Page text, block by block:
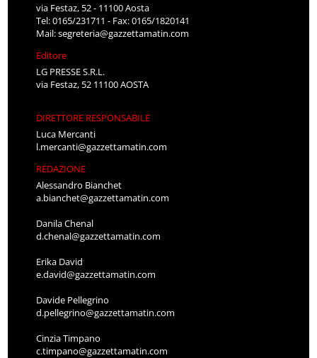
via Festaz, 52 - 11100 Aosta
Tel: 0165/231711 - Fax: 0165/1820141
Mail:segreteria@gazzettamatin.com
Editore
LG PRESSE S.R.L.
via Festaz, 52 11100 AOSTA
DIRETTORE RESPONSABILE
Luca Mercanti
l.mercanti@gazzettamatin.com
REDAZIONE
Alessandro Bianchet
a.bianchet@gazzettamatin.com
Danila Chenal
d.chenal@gazzettamatin.com
Erika David
e.david@gazzettamatin.com
Davide Pellegrino
d.pellegrino@gazzettamatin.com
Cinzia Timpano
c.timpano@gazzettamatin.com